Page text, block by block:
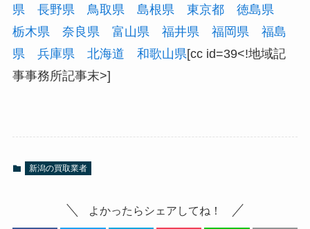
県
長野県 鳥取県 島根県 東京都
徳島県
栃木県
奈良県 富山県 福井県 福岡県
福島
県
兵庫県 北海道 和歌山県[cc id=39<!地域記
事事務所記事末>]
新潟の買取業者
よかったらシェアしてね！